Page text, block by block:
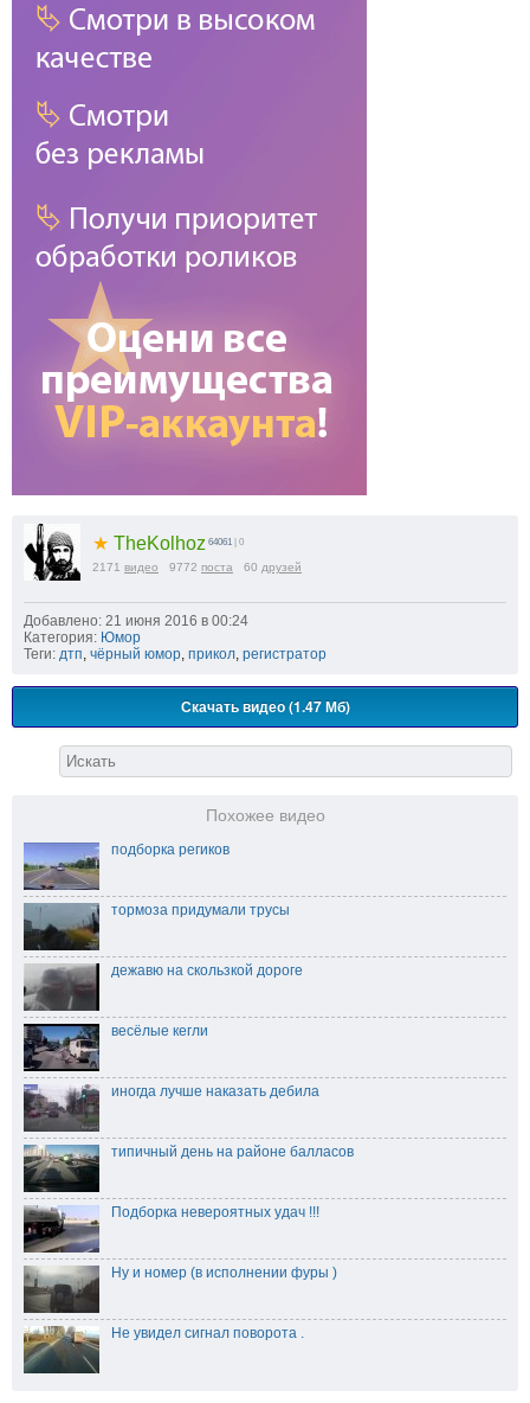
★ TheKolhoz 64061 | 0
2171 видео 9772 поста 60 друзей
Добавлено: 21 июня 2016 в 00:24
Категория: Юмор
Теги: дтп, чёрный юмор, прикол, регистратор
Скачать видео (1.47 Мб)
Похожее видео
подборка региков
тормоза придумали трусы
дежавю на скользкой дороге
весёлые кегли
иногда лучше наказать дебила
типичный день на районе балласов
Подборка невероятных удач !!!
Ну и номер (в исполнении фуры )
Не увидел сигнал поворота .